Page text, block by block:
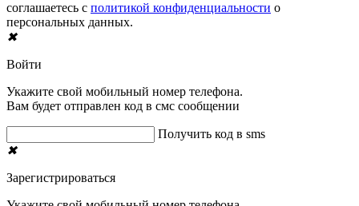
соглашаетесь с политикой конфиденциальности о
персональных данных.
✖
Войти
Укажите свой мобильный номер телефона.
Вам будет отправлен код в смс сообщении
Получить код в sms
✖
Зарегистрироваться